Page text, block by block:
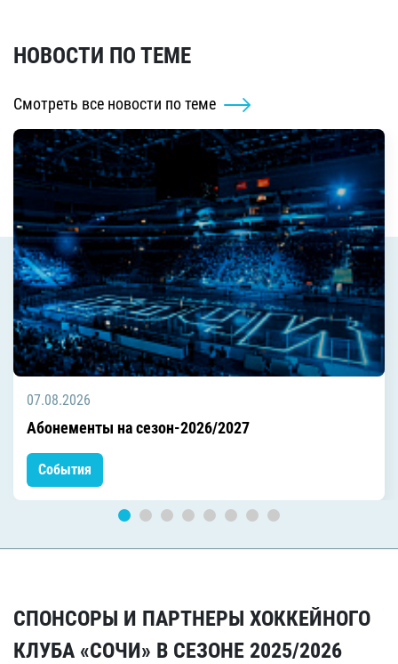
НОВОСТИ ПО ТЕМЕ
Смотреть все новости по теме
07.08.2026
Абонементы на сезон-2026/2027
События
СПОНСОРЫ И ПАРТНЕРЫ ХОККЕЙНОГО
КЛУБА «СОЧИ» В СЕЗОНЕ 2025/2026